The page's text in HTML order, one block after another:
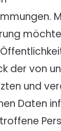
der von
und
Daten